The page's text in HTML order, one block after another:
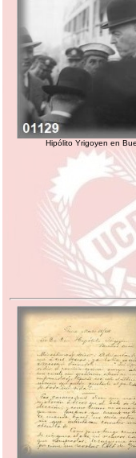
Hipólito Yrigoyen en